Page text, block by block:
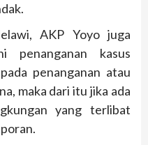
AKP Yoyo juga
penanganan kasus
penanganan atau
maka dari itu jika ada
yang terlibat